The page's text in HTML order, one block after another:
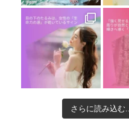
さらに読み込む...